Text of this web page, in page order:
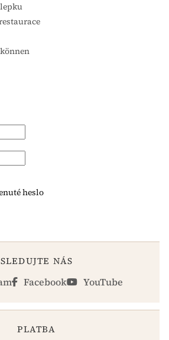
heslo
SLEDUJTE NÁS
Facebook YouTube
PLATBA